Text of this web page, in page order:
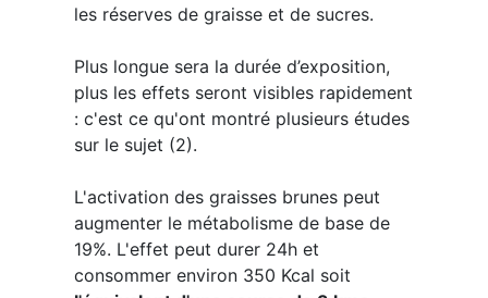
les réserves de graisse et de sucres.
Plus longue sera la durée d’exposition,
plus les effets seront visibles rapidement
: c'est ce qu'ont montré plusieurs études
sur le sujet (2).
L'activation des graisses brunes peut
augmenter le métabolisme de base de
19%. L'effet peut durer 24h et
consommer environ 350 Kcal soit